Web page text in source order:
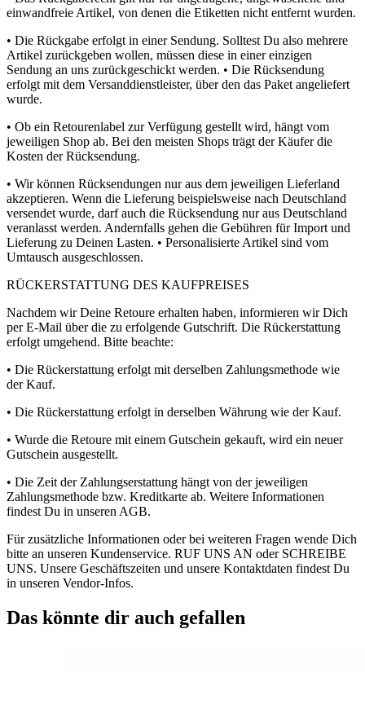
einwandfreie Artikel, von denen die Etiketten nicht entfernt wurden.
• Die Rückgabe erfolgt in einer Sendung. Solltest Du also mehrere
Artikel zurückgeben wollen, müssen diese in einer einzigen
Sendung an uns zurückgeschickt werden. • Die Rücksendung
erfolgt mit dem Versanddienstleister, über den das Paket angeliefert
wurde.
• Ob ein Retourenlabel zur Verfügung gestellt wird, hängt vom
jeweiligen Shop ab. Bei den meisten Shops trägt der Käufer die
Kosten der Rücksendung.
• Wir können Rücksendungen nur aus dem jeweiligen Lieferland
akzeptieren. Wenn die Lieferung beispielsweise nach Deutschland
versendet wurde, darf auch die Rücksendung nur aus Deutschland
veranlasst werden. Andernfalls gehen die Gebühren für Import und
Lieferung zu Deinen Lasten. • Personalisierte Artikel sind vom
Umtausch ausgeschlossen.
RÜCKERSTATTUNG DES KAUFPREISES
Nachdem wir Deine Retoure erhalten haben, informieren wir Dich
per E-Mail über die zu erfolgende Gutschrift. Die Rückerstattung
erfolgt umgehend. Bitte beachte:
• Die Rückerstattung erfolgt mit derselben Zahlungsmethode wie
der Kauf.
• Die Rückerstattung erfolgt in derselben Währung wie der Kauf.
• Wurde die Retoure mit einem Gutschein gekauft, wird ein neuer
Gutschein ausgestellt.
• Die Zeit der Zahlungserstattung hängt von der jeweiligen
Zahlungsmethode bzw. Kreditkarte ab. Weitere Informationen
findest Du in unseren AGB.
Für zusätzliche Informationen oder bei weiteren Fragen wende Dich
bitte an unseren Kundenservice. RUF UNS AN oder SCHREIBE
UNS. Unsere Geschäftszeiten und unsere Kontaktdaten findest Du
in unseren Vendor-Infos.
Das könnte dir auch gefallen